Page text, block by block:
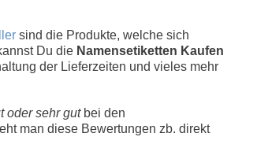
sind die Produkte, welche sich
Du die Namensetiketten Kaufen
der Lieferzeiten und vieles mehr
oder sehr gutbei den
man diese Bewertungen zb. direkt